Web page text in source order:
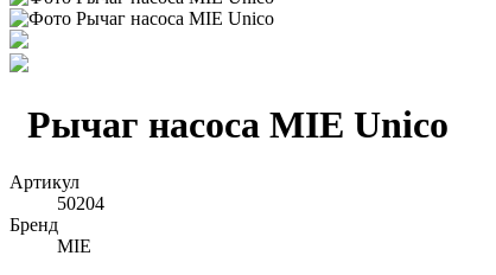
Рычаг насоса MIE Unico
Артикул
50204
Бренд
MIE